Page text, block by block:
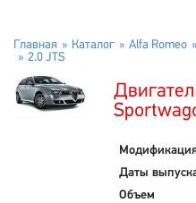
Главная Каталог Alfa Romeo
2.0 JTS
Даты
Объем